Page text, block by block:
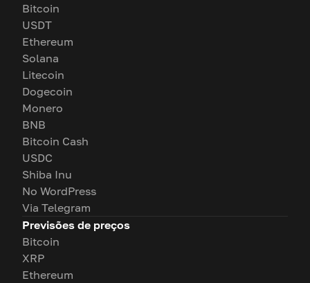
Bitcoin
USDT
Ethereum
Solana
Litecoin
Dogecoin
Monero
BNB
Bitcoin Cash
USDC
Shiba Inu
No WordPress
Via Telegram
Previsões de preços
Bitcoin
XRP
Ethereum